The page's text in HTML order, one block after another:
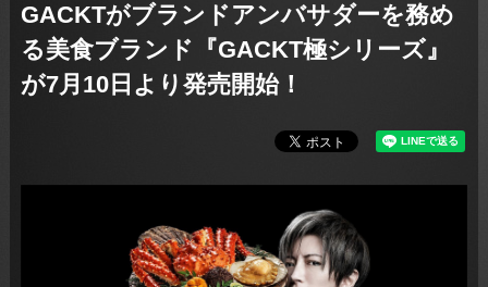
GACKTがブランドアンバサダーを務め
る美食ブランド『GACKT極シリーズ』
が7月10日より発売開始！